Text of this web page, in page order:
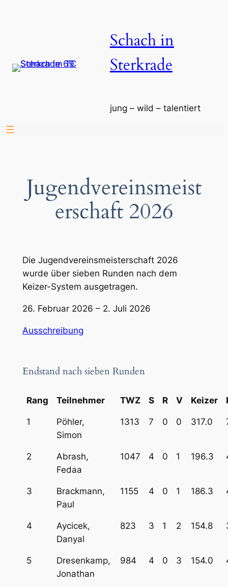
Schach in
Sterkrade
jung – wild – talentiert
Jugendvereinsmeist
erschaft 2026
Die Jugendvereinsmeisterschaft 2026
wurde über sieben Runden nach dem
Keizer-System ausgetragen.
26. Februar 2026 – 2. Juli 2026
Ausschreibung
Endstand nach sieben Runden
Rang Teilnehmer TWZ S R V Keizer
1
Pöhler,
Simon
1313 7 0 0 317.0
2
Abrash,
Fedaa
1047 4 0 1 196.3
3
Brackmann,
Paul
1155 4 0 1 186.3
4
Aycicek,
Danyal
823 3 1 2 154.8
5
Dresenkamp,
Jonathan
984 4 0 3 154.0